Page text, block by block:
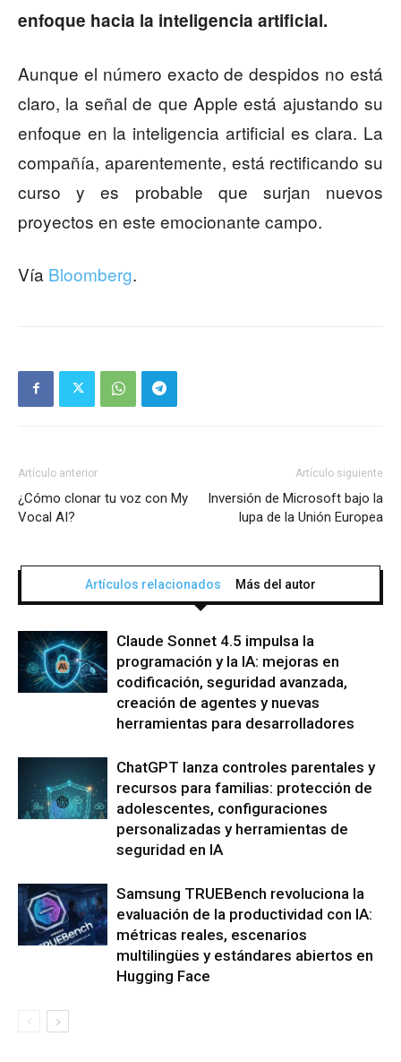
enfoque hacia la inteligencia artificial.
Aunque el número exacto de despidos no está
claro, la señal de que Apple está ajustando su
enfoque en la inteligencia artificial es clara. La
compañía, aparentemente, está rectificando su
curso y es probable que surjan nuevos
proyectos en este emocionante campo.
Vía Bloomberg.
Artículo anterior
¿Cómo clonar tu voz con My
Vocal AI?
Artículo siguiente
Inversión de Microsoft bajo la
lupa de la Unión Europea
Artículos relacionados Más del autor
Claude Sonnet 4.5 impulsa la
programación y la IA: mejoras en
codificación, seguridad avanzada,
creación de agentes y nuevas
herramientas para desarrolladores
ChatGPT lanza controles parentales y
recursos para familias: protección de
adolescentes, configuraciones
personalizadas y herramientas de
seguridad en IA
Samsung TRUEBench revoluciona la
evaluación de la productividad con IA:
métricas reales, escenarios
multilingües y estándares abiertos en
Hugging Face